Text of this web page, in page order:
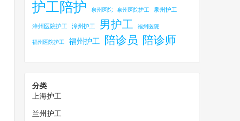
护工陪护
泉州医院 泉州医院护工 泉州护工
漳州医院护工 漳州护工 男护工 福州医院
福州医院护工 福州护工 陪诊员 陪诊师
分类
上海护工
兰州护工